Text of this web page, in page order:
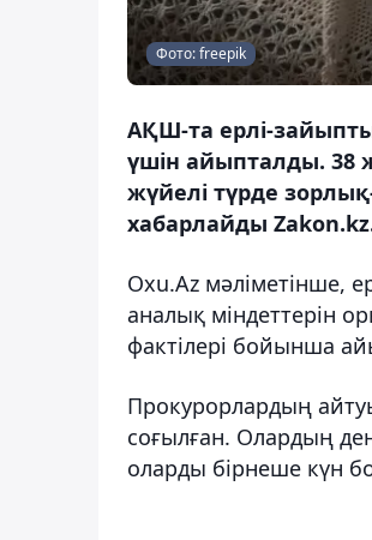
Фото: freepik
АҚШ-та ерлі-
үшін айыпталды. 38
жүйелі түрде
хабарлайды
Oxu.Az мәліметінше,
аналық міндеттерін
фактілері бойынша
Прокурорлардың
соғылған. Олардың
оларды бірнеше күн